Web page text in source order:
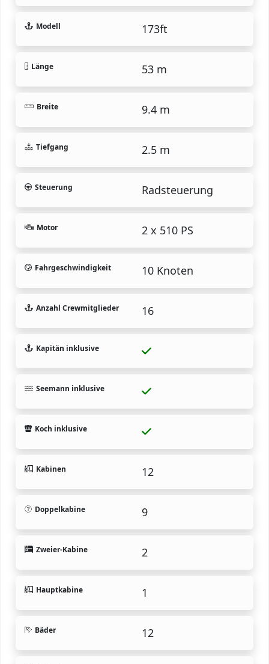
Modell 173ft
Länge 53 m
Breite 9.4 m
Tiefgang 2.5 m
Steuerung Radsteuerung
Motor 2 x 510 PS
Fahrgeschwindigkeit 10 Knoten
Anzahl Crewmitglieder 16
Kapitän inklusive
Seemann inklusive
Koch inklusive
Kabinen 12
Doppelkabine 9
Zweier-Kabine 2
Hauptkabine 1
Bäder 12